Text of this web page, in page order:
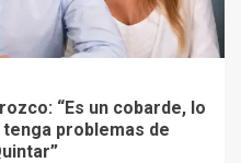
“Es un cobarde, lo
problemas de